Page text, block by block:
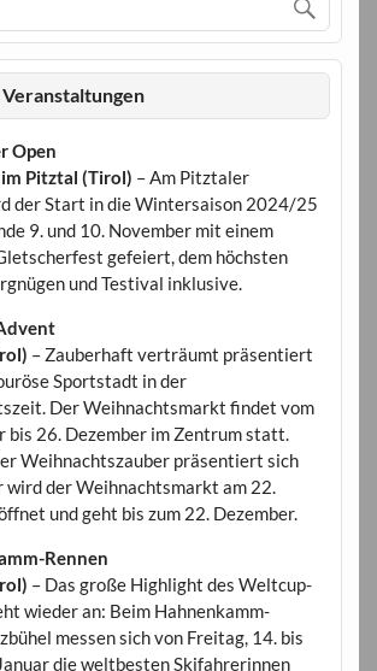
Open
Pitztal (Tirol) – Am Pitztaler
der Start in die Wintersaison 2024/25
9. und 10. November mit einem
gefeiert, dem höchsten
und Testival inklusive.
– Zauberhaft verträumt präsentiert
Sportstadt in der
Der Weihnachtsmarkt findet vom
bis 26. Dezember im Zentrum statt.
Weihnachtszauber präsentiert sich
wird der Weihnachtsmarkt am 22.
und geht bis zum 22. Dezember.
Rennen
– Das große Highlight des Weltcup-
wieder an: Beim Hahnenkamm-
messen sich von Freitag, 14. bis
die weltbesten Skifahrerinnen